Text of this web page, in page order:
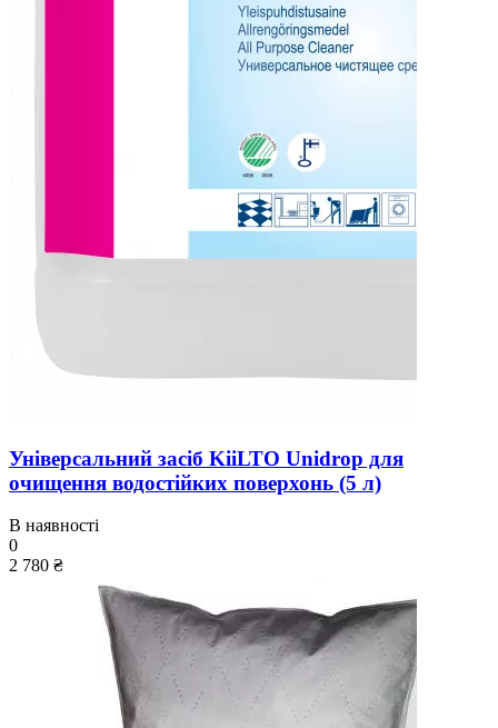
Універсальний засіб KiiLTO Unidrop для
очищення водостійких поверхонь (5 л)
В наявності
0
2 780 ₴